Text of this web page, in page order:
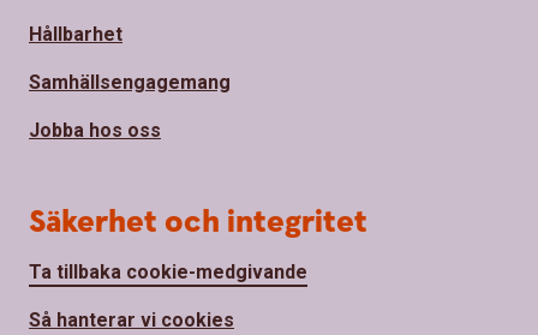
Hållbarhet
Samhällsengagemang
Jobba hos oss
Säkerhet och integritet
Ta tillbaka cookie-medgivande
Så hanterar vi cookies